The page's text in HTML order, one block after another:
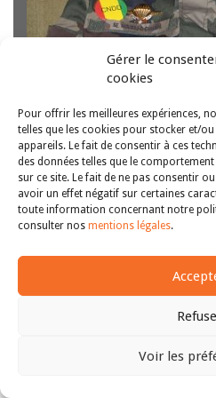
Gérer le
cookies
Pour offrir les meilleures expériences,
telles que les cookies pour stocker et/
appareils. Le fait de consentir à ces
des données telles que le
sur ce site. Le fait de ne pas consentir
avoir un effet négatif sur certaines
toute information concernant notre
consulter nos mentions légales.
Voir les
un fort retentissement
l’Ouest que dans le monde,
de la communauté
judiciaire. Plus de dix ans…Lire
Copyright © 2011-2026Revue des
| Tous droits réservés